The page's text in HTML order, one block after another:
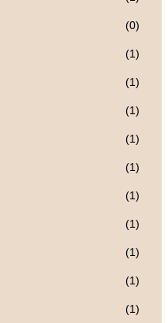
(0)
(1)
(1)
(1)
(1)
(1)
(1)
(1)
(1)
(1)
(1)